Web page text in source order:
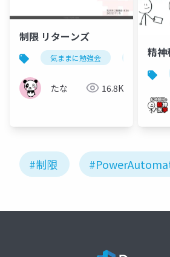
制限 リターンズ
気ままに勉強会
たな 16.8K
精神
#制限